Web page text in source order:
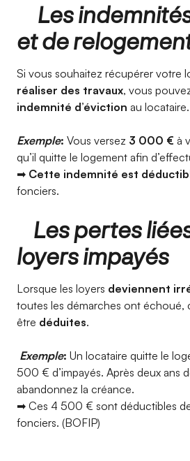
Les
et de
Si vous souhaitez récupérer votre
réaliser des travaux, vous
indemnité d’éviction au locataire.
Exemple: Vous versez 3 000 € à
qu’il quitte le logement afin
➡ Cette indemnité est
fonciers.
Les pertes
loyers impayés
Lorsque les loyers deviennent
toutes les démarches ont échoué,
être déduites.
Exemple: Un locataire quitte le
500 € d’impayés. Après deux ans
abandonnez la créance.
➡ Ces 4 500 € sont déductibles
fonciers. (BOFIP)